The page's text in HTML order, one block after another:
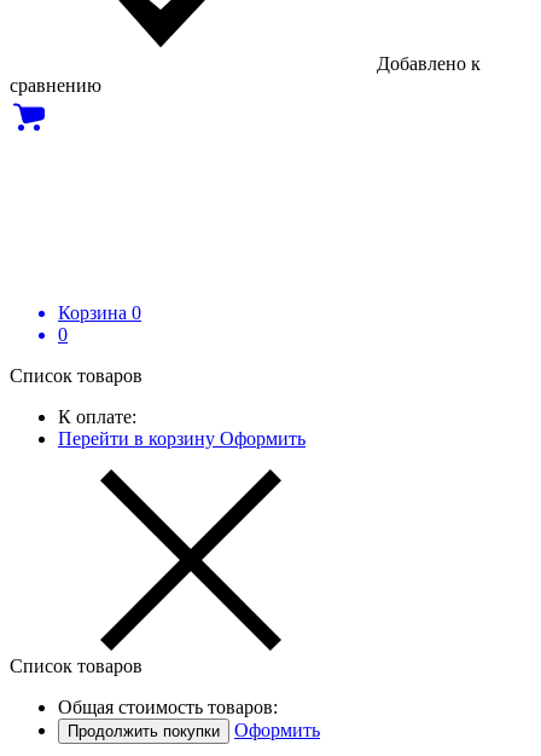
Добавлено к
сравнению
Корзина 0
0
Список товаров
К оплате:
Перейти в корзину Оформить
Список товаров
Общая стоимость товаров:
Продолжить покупки Оформить